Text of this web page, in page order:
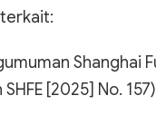
Shanghai
[2025] No.